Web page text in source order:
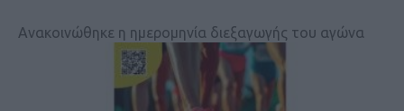
Ανακοινώθηκε η ημερομηνία διεξαγωγής του αγώνα